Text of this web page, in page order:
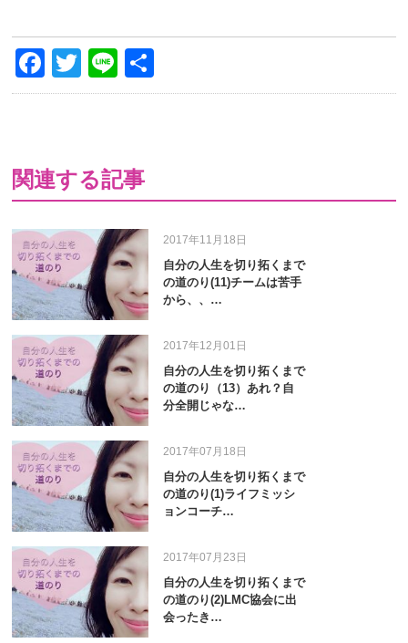
Facebook
Twitter
Line
有
関連する記事
2017年11月18日
自分の人生を切り拓くまで
の道のり(11)チームは苦手
から、、…
2017年12月01日
自分の人生を切り拓くまで
の道のり（13）あれ？自
分全開じゃな…
2017年07月18日
自分の人生を切り拓くまで
の道のり(1)ライフミッシ
ョンコーチ…
2017年07月23日
自分の人生を切り拓くまで
の道のり(2)LMC協会に出
会ったき…